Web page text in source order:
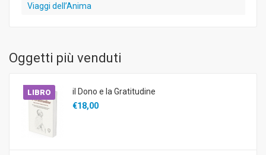
Viaggi dell’Anima
Oggetti più venduti
LIBRO
il Dono e la Gratitudine
€18,00